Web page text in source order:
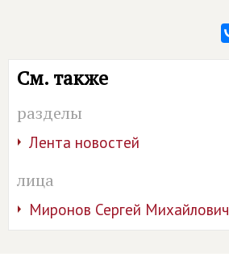
См. также
разделы
Лента новостей
лица
Миронов Сергей Михайлович